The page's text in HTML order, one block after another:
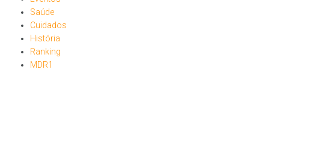
Saúde
Cuidados
História
Ranking
MDR1